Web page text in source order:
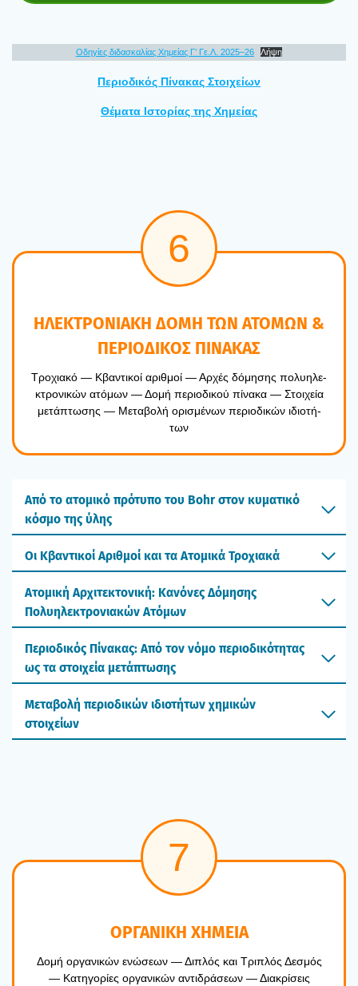
Οδη­γί­ες διδα­σκα­λί­ας Χημεί­ας Γ’ Γε.Λ. 2025–26 Λήψη
Περιο­δι­κός Πίνα­κας Στοι­χεί­ων
Θέμα­τα Ιστο­ρί­ας της Χημεί­ας
6
ΗΛΕΚΤΡΟΝΙΑΚΗ ΔΟΜΗ ΤΩΝ ΑΤΟΜΩΝ &
ΠΕΡΙΟΔΙΚΟΣ ΠΙΝΑΚΑΣ
Τρο­χια­κό — Κβα­ντι­κοί αριθ­μοί — Αρχές δόμη­σης πολυ­η­λε­
κτρο­νι­κών ατό­μων — Δομή περιο­δι­κού πίνα­κα — Στοι­χεία
μετά­πτω­σης — Μετα­βο­λή ορι­σμέ­νων περιο­δι­κών ιδιο­τή­
των
Από το ατομικό πρότυπο του Bohr στον κυματικό
κόσμο της ύλης
Οι Κβαντικοί Αριθμοί και τα Ατομικά Τροχιακά
Ατομική Αρχιτεκτονική: Κανόνες Δόμησης
Πολυηλεκτρονιακών Ατόμων
Περιοδικός Πίνακας: Από τον νόμο περιοδικότητας
ως τα στοιχεία μετάπτωσης
Mεταβολή περιοδικών ιδιοτήτων χημικών
στοιχείων
7
ΟΡΓΑΝΙΚΗ ΧΗΜΕΙΑ
Δομή οργα­νι­κών ενώ­σε­ων — Διπλός και Τρι­πλός Δεσμός
— Κατη­γο­ρί­ες οργα­νι­κών αντι­δρά­σε­ων — Δια­κρί­σεις